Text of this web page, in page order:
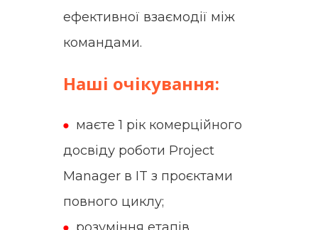
ефективної взаємодії між
командами.
Наші очікування:
маєте 1 рік комерційного
досвіду роботи Project
Manager в IT з проєктами
повного циклу;